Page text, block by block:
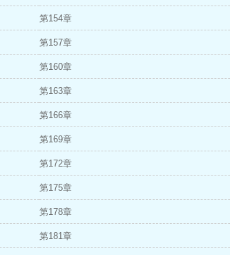
第154章
第157章
第160章
第163章
第166章
第169章
第172章
第175章
第178章
第181章